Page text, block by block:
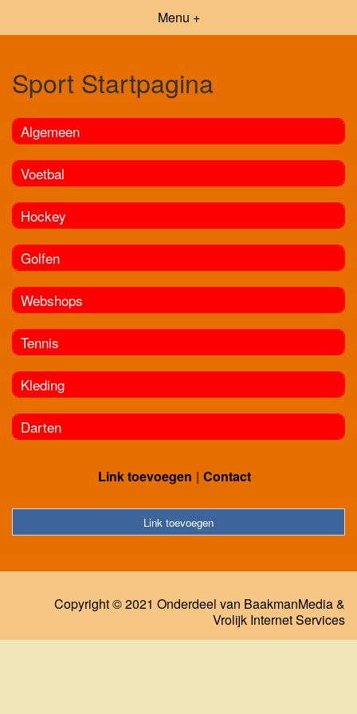
Menu +
Sport Startpagina
Algemeen
Voetbal
Hockey
Golfen
Webshops
Tennis
Kleding
Darten
Link toevoegen Contact
Link toevoegen
Copyright © 2021 Onderdeel van BaakmanMedia&
Vrolijk Internet Services